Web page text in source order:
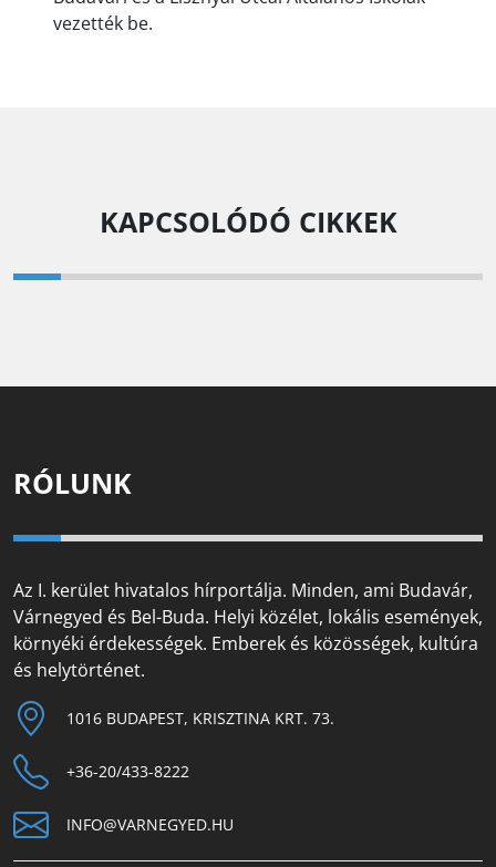
vezették be.
KAPCSOLÓDÓ CIKKEK
RÓLUNK
Az I. kerület hivatalos hírportálja. Minden, ami Budavár,
Várnegyed és Bel-Buda. Helyi közélet, lokális események,
környéki érdekességek. Emberek és közösségek, kultúra
és helytörténet.
1016 BUDAPEST, KRISZTINA KRT. 73.
+36-20/433-8222
INFO@VARNEGYED.HU